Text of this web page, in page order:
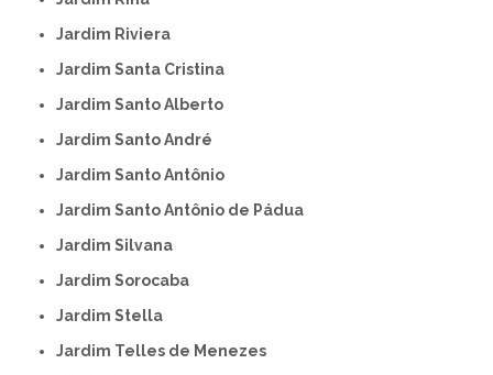
Jardim Riviera
Jardim Santa Cristina
Jardim Santo Alberto
Jardim Santo André
Jardim Santo Antônio
Jardim Santo Antônio de Pádua
Jardim Silvana
Jardim Sorocaba
Jardim Stella
Jardim Telles de Menezes